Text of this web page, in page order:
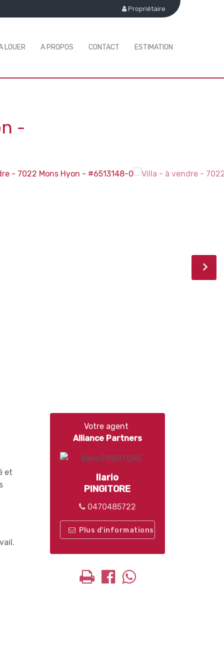
Propriétaire
LOUER A PROPOS CONTACT ESTIMATION
-
et
Votre agent
Alliance Partners
Ilario
PINGITORE
0470485722
Plus d'informations